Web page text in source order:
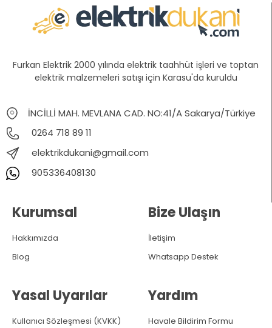
Furkan Elektrik 2000 yılında elektrik taahhüt işleri ve toptan
elektrik malzemeleri satışı için Karasu'da kuruldu
İNCİLLİ MAH. MEVLANA CAD. NO:41/A Sakarya/Türkiye
0264 718 89 11
elektrikdukani@gmail.com
905336408130
Kurumsal
Hakkımızda
Blog
Yasal Uyarılar
Kullanıcı Sözleşmesi (KVKK)
Bize Ulaşın
İletişim
Whatsapp Destek
Yardım
Havale Bildirim Formu